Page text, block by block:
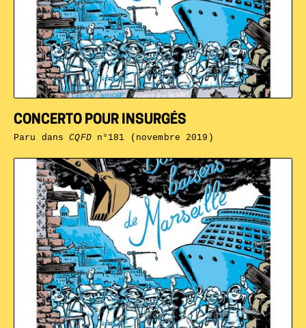
CONCERTO POUR INSURGÉS
Paru dansCQFDn°181 (novembre 2019)